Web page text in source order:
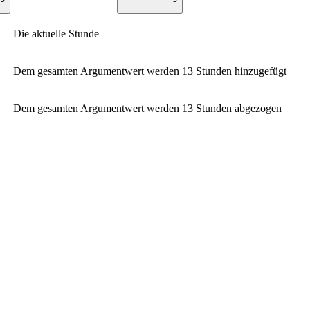
Die aktuelle Stunde
Dem gesamten Argumentwert werden 13 Stunden hinzugefügt
Dem gesamten Argumentwert werden 13 Stunden abgezogen